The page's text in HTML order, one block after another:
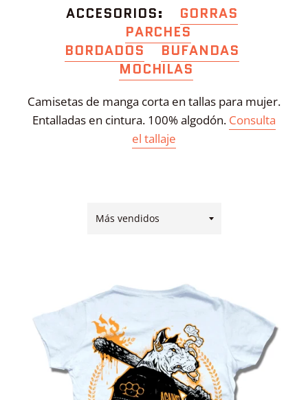
ACCESORIOS: GORRAS
PARCHES
BORDADOS
BUFANDAS
MOCHILAS
Camisetas de manga corta en tallas para mujer.
Entalladas en cintura. 100% algodón. Consulta
el tallaje
por